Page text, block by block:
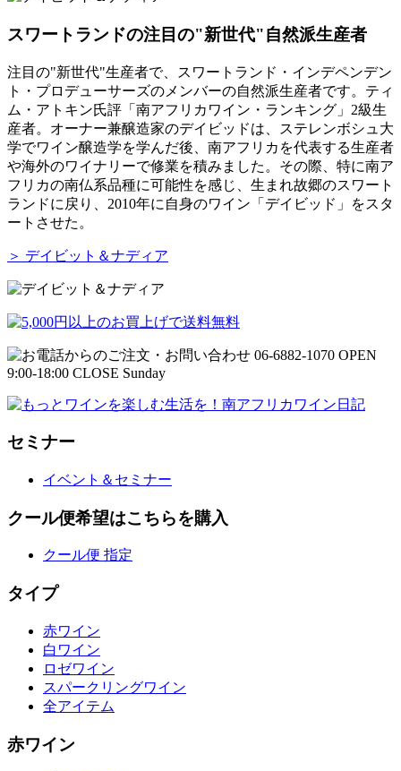
スワートランドの注目の"新世代"自然派生産者
注目の"新世代"生産者で、スワートランド・インデペンデン
ト・プロデューサーズのメンバーの自然派生産者です。ティ
ム・アトキン氏評「南アフリカワイン・ランキング」2級生
産者。オーナー兼醸造家のデイビッドは、ステレンボシュ大
学でワイン醸造学を学んだ後、南アフリカを代表する生産者
や海外のワイナリーで修業を積みました。その際、特に南ア
フリカの南仏系品種に可能性を感じ、生まれ故郷のスワート
ランドに戻り、2010年に自身のワイン「デイビッド」をスタ
ートさせた。
＞ デイビット＆ナディア
セミナー
イベント＆セミナー
クール便希望はこちらを購入
クール便 指定
タイプ
赤ワイン
白ワイン
ロゼワイン
スパークリングワイン
全アイテム
赤ワイン